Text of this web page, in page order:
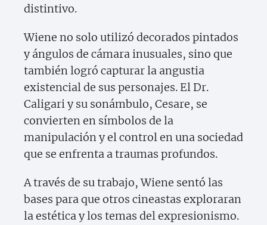
distintivo.
Wiene no solo utilizó decorados pintados
y ángulos de cámara inusuales, sino que
también logró capturar la angustia
existencial de sus personajes. El Dr.
Caligari y su sonámbulo, Cesare, se
convierten en símbolos de la
manipulación y el control en una sociedad
que se enfrenta a traumas profundos.
A través de su trabajo, Wiene sentó las
bases para que otros cineastas exploraran
la estética y los temas del expresionismo.